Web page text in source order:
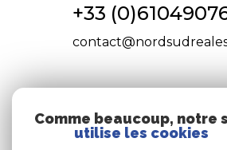
+33
nous suivre
Comme beaucoup, notre
utilise les cookies